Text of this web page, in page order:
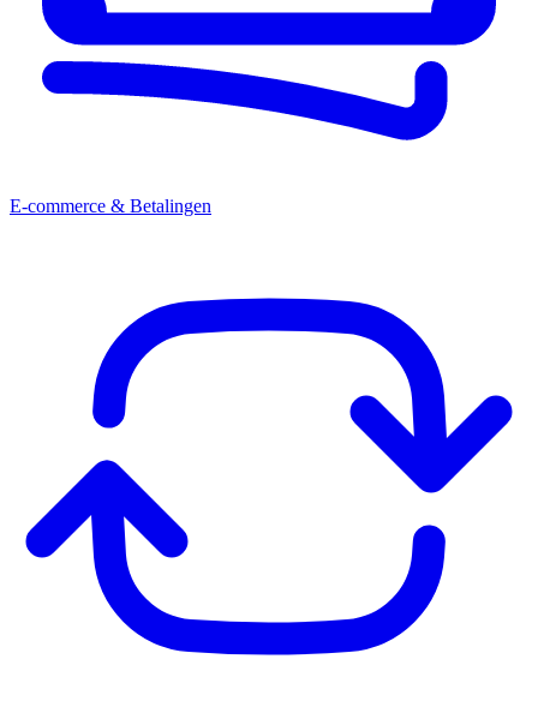
E-commerce & Betalingen